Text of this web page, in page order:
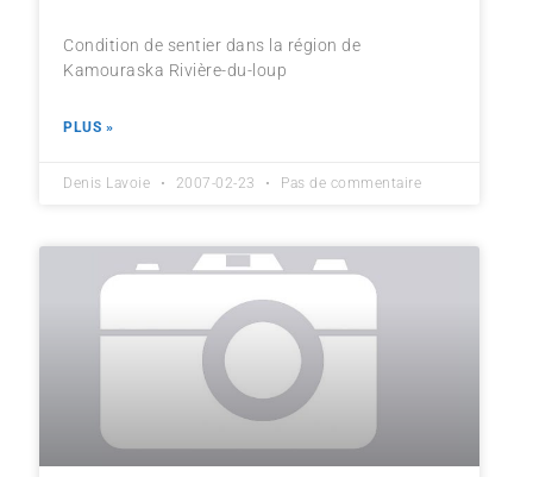
Condition de sentier dans la région de
Kamouraska Rivière-du-loup
PLUS »
Denis Lavoie 2007-02-23 Pas de commentaire